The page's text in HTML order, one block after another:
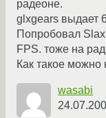
радеоне.
glxgears выдает
Попробовал
FPS. тоже на
Как такое можно
wasabi